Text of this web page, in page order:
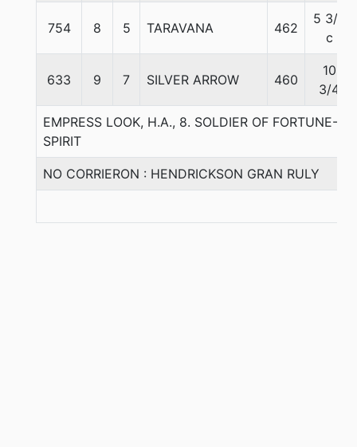
754 8 5 TARAVANA 462
5 3/4
c
633 9 7 SILVER ARROW 460
10
3/4
EMPRESS LOOK, H.A., 8. SOLDIER OF FORTUNE-
SPIRIT
NO CORRIERON : HENDRICKSON GRAN RULY